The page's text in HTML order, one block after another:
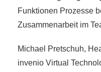
Funktionen Prozesse
Zusammenarbeit im
Michael Pretschuh,
invenio Virtual